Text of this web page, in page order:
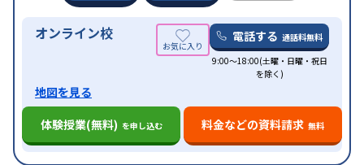
オンライン校 電話する 通話料無料
9:00～18:00(土曜・日曜・祝日
を除く)
地図を見る
体験授業(無料) を申し込む 料金などの資料請求 無料